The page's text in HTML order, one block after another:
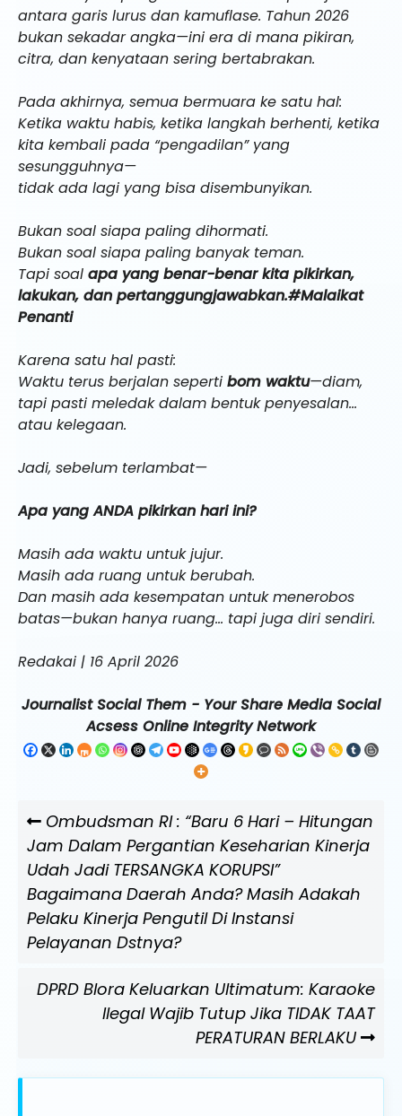
antara garis lurus dan kamuflase. Tahun 2026
bukan sekadar angka—ini era di mana pikiran,
citra, dan kenyataan sering bertabrakan.
Pada akhirnya, semua bermuara ke satu hal:
Ketika waktu habis, ketika langkah berhenti, ketika
kita kembali pada “pengadilan” yang
sesungguhnya—
tidak ada lagi yang bisa disembunyikan.
Bukan soal siapa paling dihormati.
Bukan soal siapa paling banyak teman.
Tapi soal apa yang benar-benar kita pikirkan,
lakukan, dan pertanggungjawabkan.#Malaikat
Penanti
Karena satu hal pasti:
Waktu terus berjalan seperti bom waktu—diam,
tapi pasti meledak dalam bentuk penyesalan…
atau kelegaan.
Jadi, sebelum terlambat—
Apa yang ANDA pikirkan hari ini?
Masih ada waktu untuk jujur.
Masih ada ruang untuk berubah.
Dan masih ada kesempatan untuk menerobos
batas—bukan hanya ruang… tapi juga diri sendiri.
Redakai | 16 April 2026
Journalist Social Them - Your Share Media Social
Acsess Online Integrity Network
posPrevious
Post
Ombudsman RI : “Baru 6 Hari – Hitungan
Jam Dalam Pergantian Keseharian Kinerja
Udah Jadi TERSANGKA KORUPSI”
Bagaimana Daerah Anda? Masih Adakah
Pelaku Kinerja Pengutil Di Instansi
Pelayanan Dstnya?
Next
DPRD Blora Keluarkan Ultimatum: Karaoke
Ilegal Wajib Tutup Jika TIDAK TAAT
PERATURAN BERLAKU